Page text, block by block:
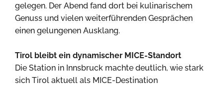
gelegen. Der Abend fand dort bei kulinarischem
Genuss und vielen weiterführenden Gesprächen
einen gelungenen Ausklang.
Tirol bleibt ein dynamischer MICE-Standort
Die Station in Innsbruck machte deutlich, wie stark
sich Tirol aktuell als MICE-Destination